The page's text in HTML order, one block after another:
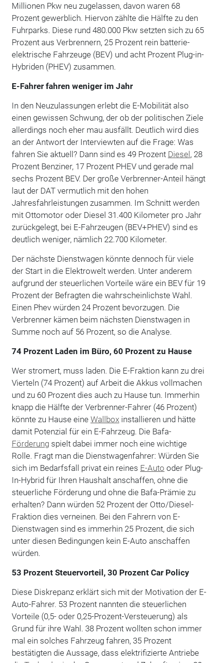
Millionen Pkw neu zugelassen, davon waren 68
Prozent gewerblich. Hiervon zählte die Hälfte zu den
Fuhrparks. Diese rund 480.000 Pkw setzten sich zu 65
Prozent aus Verbrennern, 25 Prozent rein batterie-
elektrische Fahrzeuge (BEV) und acht Prozent Plug-in-
Hybriden (PHEV) zusammen.
E-Fahrer fahren weniger im Jahr
In den Neuzulassungen erlebt die E-Mobilität also
einen gewissen Schwung, der ob der politischen Ziele
allerdings noch eher mau ausfällt. Deutlich wird dies
an der Antwort der Interviewten auf die Frage: Was
fahren Sie aktuell? Dann sind es 49 Prozent Diesel, 28
Prozent Benziner, 17 Prozent PHEV und gerade mal
sechs Prozent BEV. Der große Verbrenner-Anteil hängt
laut der DAT vermutlich mit den hohen
Jahresfahrleistungen zusammen. Im Schnitt werden
mit Ottomotor oder Diesel 31.400 Kilometer pro Jahr
zurückgelegt, bei E-Fahrzeugen (BEV+PHEV) sind es
deutlich weniger, nämlich 22.700 Kilometer.
Der nächste Dienstwagen könnte dennoch für viele
der Start in die Elektrowelt werden. Unter anderem
aufgrund der steuerlichen Vorteile wäre ein BEV für 19
Prozent der Befragten die wahrscheinlichste Wahl.
Einen Phev würden 24 Prozent bevorzugen. Die
Verbrenner kämen beim nächsten Dienstwagen in
Summe noch auf 56 Prozent, so die Analyse.
74 Prozent Laden im Büro, 60 Prozent zu Hause
Wer stromert, muss laden. Die E-Fraktion kann zu drei
Vierteln (74 Prozent) auf Arbeit die Akkus vollmachen
und zu 60 Prozent dies auch zu Hause tun. Immerhin
knapp die Hälfte der Verbrenner-Fahrer (46 Prozent)
könnte zu Hause eine Wallboxinstallieren und hätte
damit Potenzial für ein E-Fahrzeug. Die Bafa-
Förderungspielt dabei immer noch eine wichtige
Rolle. Fragt man die Dienstwagenfahrer: Würden Sie
sich im Bedarfsfall privat ein reines E-Auto oder Plug-
In-Hybrid für Ihren Haushalt anschaffen, ohne die
steuerliche Förderung und ohne die Bafa-Prämie zu
erhalten? Dann würden 52 Prozent der Otto/Diesel-
Fraktion dies verneinen. Bei den Fahrern von E-
Dienstwagen sind es immerhin 25 Prozent, die sich
unter diesen Bedingungen kein E-Auto anschaffen
würden.
53 Prozent Steuervorteil, 30 Prozent Car Policy
Diese Diskrepanz erklärt sich mit der Motivation der E-
Auto-Fahrer. 53 Prozent nannten die steuerlichen
Vorteile (0,5- oder 0,25-Prozent-Versteuerung) als
Grund für ihre Wahl. 38 Prozent wollten schon immer
mal ein solches Fahrzeug fahren, 35 Prozent
bestätigten die Aussage, dass elektrifizierte Antriebe